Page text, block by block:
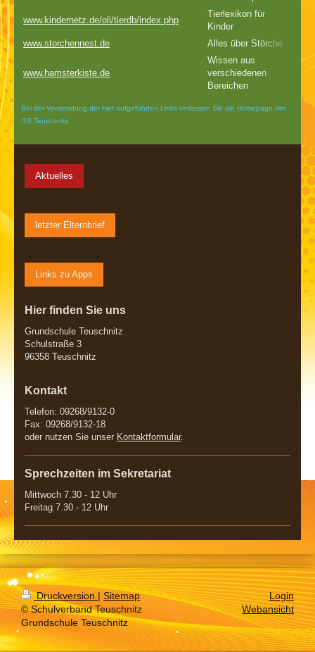
www.kindernetz.de/oli/tierdb/index.php
Tierlexikon für
Kinder
www.storchennest.de
Alles über Störche
www.hamsterkiste.de
Wissen aus
verschiedenen
Bereichen
Bei der Verwendung der hier aufgeführten Links verlassen Sie die Homepage der
GS Teuschnitz.
Aktuelles
letzter Elternbrief
Links zu Apps
Hier finden Sie uns
Grundschule Teuschnitz
Schulstraße 3
96358 Teuschnitz
Kontakt
Telefon: 09268/9132-0
Fax: 09268/9132-18
oder nutzen Sie unser Kontaktformular.
Sprechzeiten im Sekretariat
Mittwoch 7.30 - 12 Uhr
Freitag 7.30 - 12 Uhr
Druckversion | Sitemap
© Schulverband Teuschnitz
Grundschule Teuschnitz
Login
Webansicht